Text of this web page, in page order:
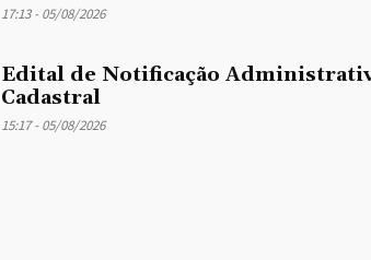
17:13 - 05/08/2026
Edital de Notificação
Cadastral
15:17 - 05/08/2026